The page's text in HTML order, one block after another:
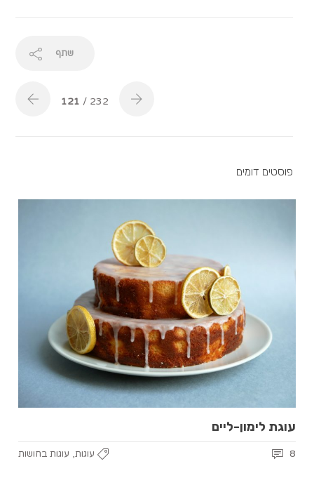
שתף
121 / 232
פוסטים דומים
עוגת לימון-ליים
עוגות, עוגות בחושות 8